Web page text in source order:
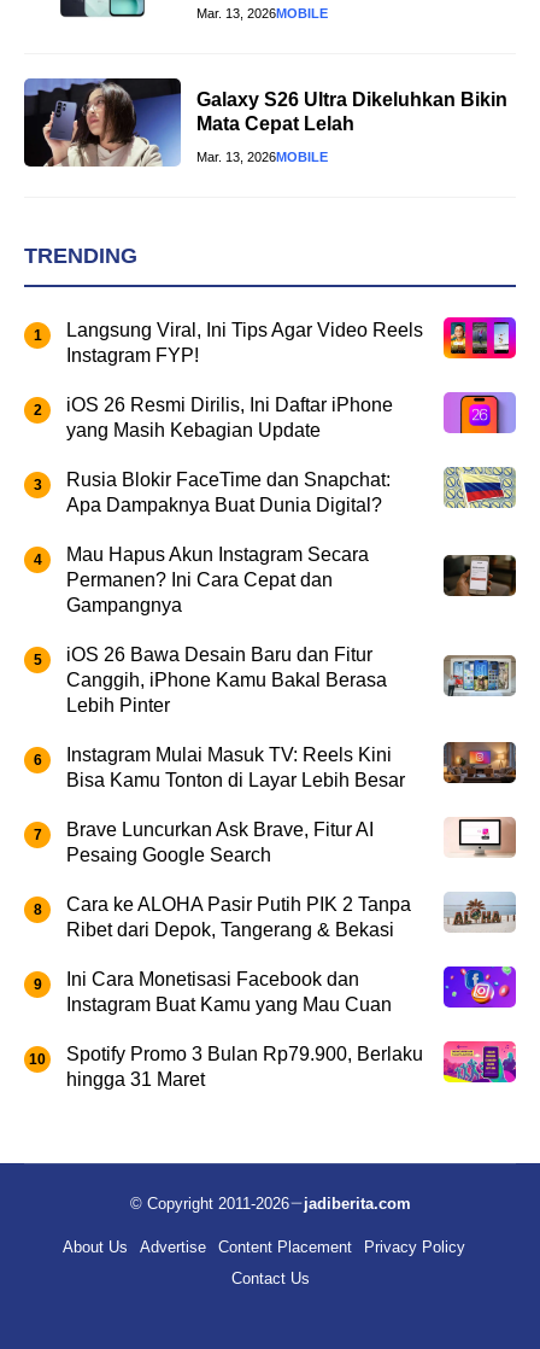
Mar. 13, 2026MOBILE
Galaxy S26 Ultra Dikeluhkan Bikin
Mata Cepat Lelah
Mar. 13, 2026MOBILE
TRENDING
Langsung Viral, Ini Tips Agar Video Reels
Instagram FYP!
iOS 26 Resmi Dirilis, Ini Daftar iPhone
yang Masih Kebagian Update
Rusia Blokir FaceTime dan Snapchat:
Apa Dampaknya Buat Dunia Digital?
Mau Hapus Akun Instagram Secara
Permanen? Ini Cara Cepat dan
Gampangnya
iOS 26 Bawa Desain Baru dan Fitur
Canggih, iPhone Kamu Bakal Berasa
Lebih Pinter
Instagram Mulai Masuk TV: Reels Kini
Bisa Kamu Tonton di Layar Lebih Besar
Brave Luncurkan Ask Brave, Fitur AI
Pesaing Google Search
Cara ke ALOHA Pasir Putih PIK 2 Tanpa
Ribet dari Depok, Tangerang & Bekasi
Ini Cara Monetisasi Facebook dan
Instagram Buat Kamu yang Mau Cuan
Spotify Promo 3 Bulan Rp79.900, Berlaku
hingga 31 Maret
© Copyright 2011-2026 jadiberita.com
About Us Advertise Content Placement
Privacy Policy
Contact Us